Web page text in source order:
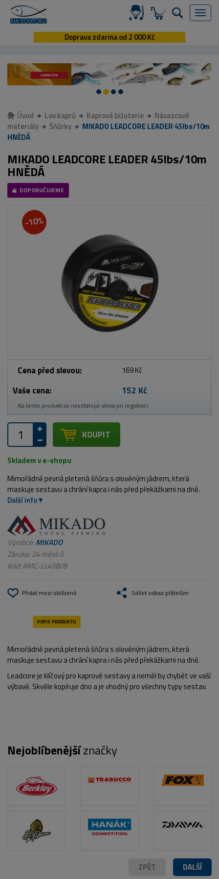
Menu
Doprava zdarma od 2 000 Kč
Úvod Lov kaprů Kaprová bižuterie
Návazcové
materiály
Šňůrky
MIKADO LEADCORE LEADER 45lbs/10m
HNĚDÁ
MIKADO LEADCORE LEADER 45lbs/10m
HNĚDÁ
DOPORUČUJEME
-10%
Cena před slevou: 169 Kč
Vaše cena: 152 Kč
Na tento produkt se nevztahuje sleva po registraci.
KOUPIT
Skladem v e-shopu
Mimořádně pevná pletená šňůra s olověným jádrem, která
maskuje sestavu a chrání kapra i nás před překážkami na dně.
Další info
Výrobce:MIKADO
Záruka: 24 měsíců
Kód:AMC-LL45B/B
Přidat mezi oblíbené Sdílet odkaz přátelům
POPIS PRODUKTU
Mimořádně pevná pletená šňůra s olověným jádrem, která
maskuje sestavu a chrání kapra i nás před překážkami na dně.
Leadcore je klíčový pro kaprové sestavy a neměl by chybět ve vaší
výbavě. Skvěle kopíruje dno a je vhodný pro všechny typy sestav.
Nejoblíbenějšíznačky
DALŠÍ
ZPĚT